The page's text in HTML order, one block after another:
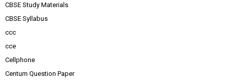
CBSE Study Materials
CBSE Syllabus
ccc
cce
Cellphone
Centum Question Paper